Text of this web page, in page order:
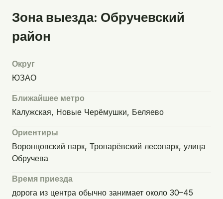
Зона выезда: Обручевский
район
Округ
ЮЗАО
Ближайшее метро
Калужская, Новые Черёмушки, Беляево
Ориентиры
Воронцовский парк, Тропарёвский лесопарк, улица
Обручева
Время приезда
дорога из центра обычно занимает около 30–45